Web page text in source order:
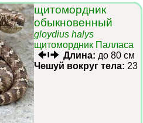
щитомордник
обыкновенный
gloydius halys
щитомордник Палласа
Длина: до 80 см
Чешуй вокруг тела: 23